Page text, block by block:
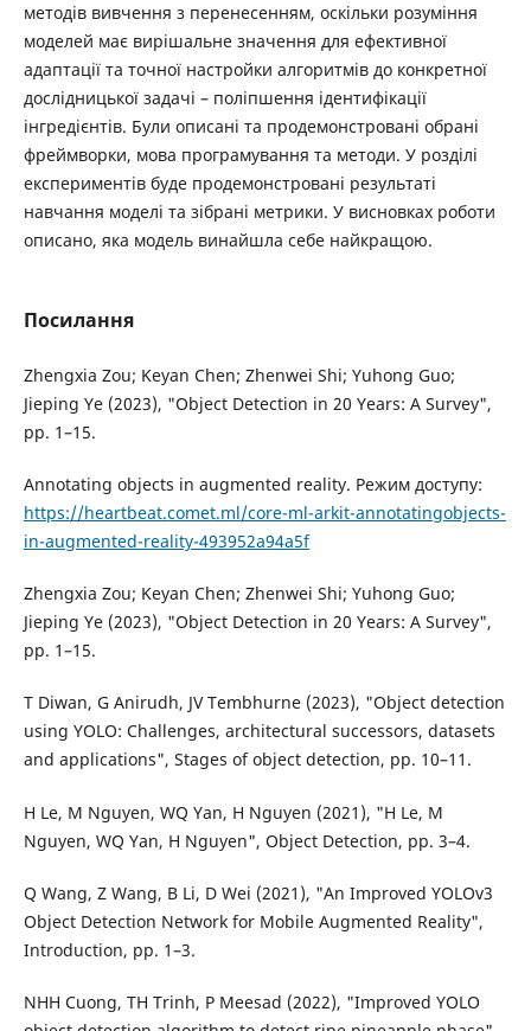
методів вивчення з перенесенням, оскільки розуміння
моделей має вирішальне значення для ефективної
адаптації та точної настройки алгоритмів до конкретної
дослідницької задачі – поліпшення ідентифікації
інгредієнтів. Були описані та продемонстровані обрані
фреймворки, мова програмування та методи. У розділі
експериментів буде продемонстровані результаті
навчання моделі та зібрані метрики. У висновках роботи
описано, яка модель винайшла себе найкращою.
Посилання
Zhengxia Zou; Keyan Chen; Zhenwei Shi; Yuhong Guo;
Jieping Ye (2023), "Object Detection in 20 Years: A Survey",
pp. 1–15.
Annotating objects in augmented reality. Режим доступу:
https://heartbeat.comet.ml/core-ml-arkit-annotatingobjects-
in-augmented-reality-493952a94a5f
Zhengxia Zou; Keyan Chen; Zhenwei Shi; Yuhong Guo;
Jieping Ye (2023), "Object Detection in 20 Years: A Survey",
pp. 1–15.
T Diwan, G Anirudh, JV Tembhurne (2023), "Object detection
using YOLO: Challenges, architectural successors, datasets
and applications", Stages of object detection, pp. 10–11.
H Le, M Nguyen, WQ Yan, H Nguyen (2021), "H Le, M
Nguyen, WQ Yan, H Nguyen", Object Detection, pp. 3–4.
Q Wang, Z Wang, B Li, D Wei (2021), "An Improved YOLOv3
Object Detection Network for Mobile Augmented Reality",
Introduction, pp. 1–3.
NHH Cuong, TH Trinh, P Meesad (2022), "Improved YOLO